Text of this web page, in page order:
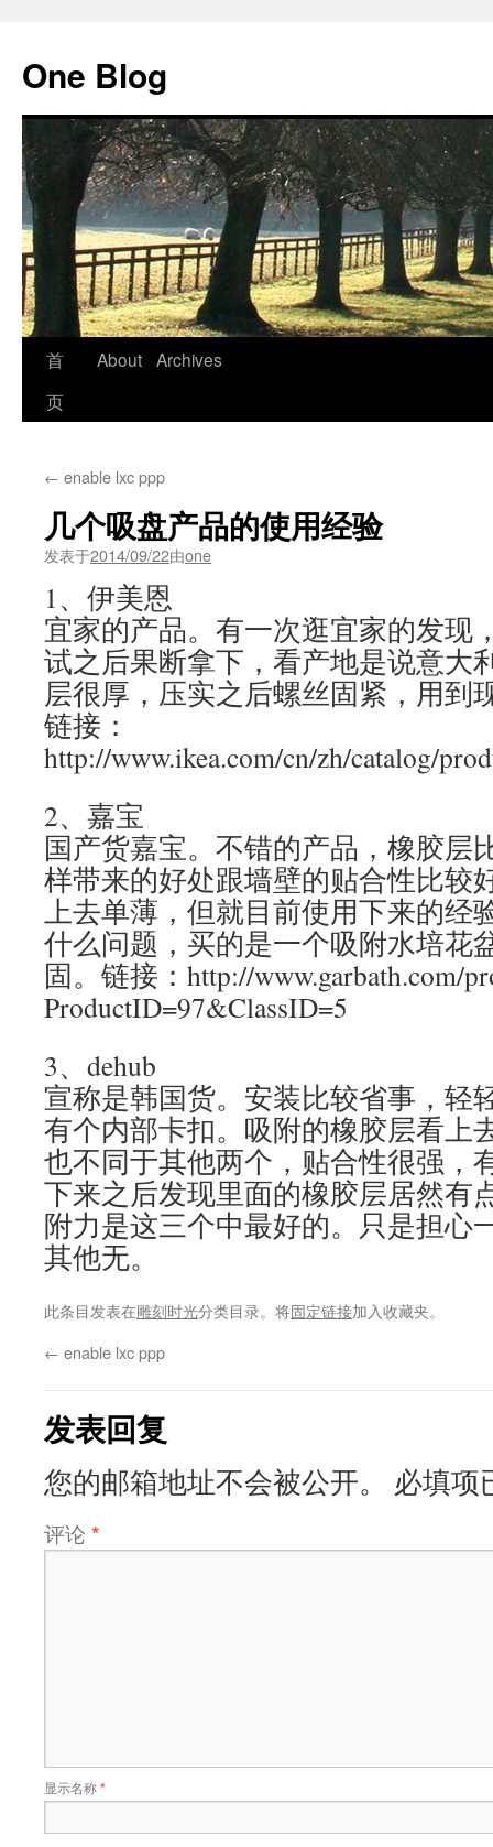
正
文
One Blog
首
页
About Archives
← enable lxc ppp
几个吸盘产品的使用经验
发表于2014/09/22由one
1、伊美恩
宜家的产品。有一次逛宜家的发现
试之后果断拿下，看产地是说意大
层很厚，压实之后螺丝固紧，用到
链接：
http://www.ikea.com/cn/zh/catalog/
2、嘉宝
国产货嘉宝。不错的产品，橡胶层
样带来的好处跟墙壁的贴合性比较
上去单薄，但就目前使用下来的经
什么问题，买的是一个吸附水培花
固。链接：http://www.garbath.com/
ProductID=97&ClassID=5
3、dehub
宣称是韩国货。安装比较省事，轻
有个内部卡扣。吸附的橡胶层看上
也不同于其他两个，贴合性很强，
下来之后发现里面的橡胶层居然有
附力是这三个中最好的。只是担心
其他无。
此条目发表在雕刻时光分类目录。将固定链接加入收藏夹。
← enable lxc ppp
发表回复
您的邮箱地址不会被公开。 必填项
评论 *
显示名称*